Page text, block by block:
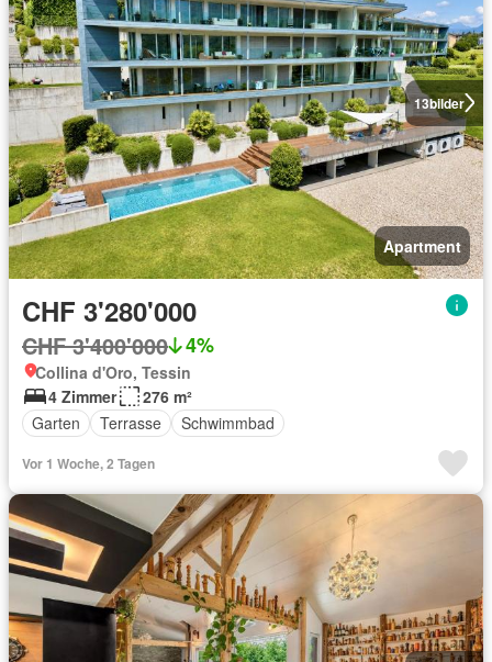
13bilder
Apartment
CHF 3'280'000
CHF 3'400'000 4%
Collina d'Oro, Tessin
4 Zimmer
276 m²
Garten
Terrasse Schwimmbad
Vor 1 Woche, 2 Tagen